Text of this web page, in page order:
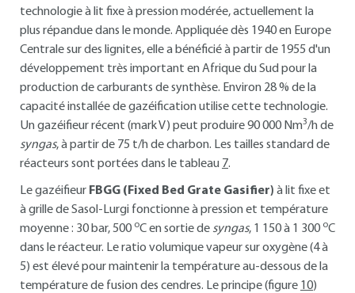
technologie à lit fixe à pression modérée, actuellement la
plus répandue dans le monde. Appliquée dès 1940 en Europe
Centrale sur des lignites, elle a bénéficié à partir de 1955 d'un
développement très important en Afrique du Sud pour la
production de carburants de synthèse. Environ 28 % de la
capacité installée de gazéification utilise cette technologie.
Un gazéifieur récent (mark V) peut produire 90 000 Nm3/h de
syngas, à partir de 75 t/h de charbon. Les tailles standard de
réacteurs sont portées dans le tableau 7.
Le gazéifieur FBGG (Fixed Bed Grate Gasifier) à lit fixe et
à grille de Sasol-Lurgi fonctionne à pression et température
moyenne : 30 bar, 500 oC en sortie de syngas, 1 150 à 1 300 oC
dans le réacteur. Le ratio volumique vapeur sur oxygène (4 à
5) est élevé pour maintenir la température au-dessous de la
température de fusion des cendres. Le principe (figure 10)